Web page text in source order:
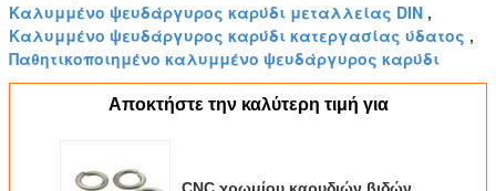
Καλυμμένο ψευδάργυρος καρύδι μεταλλείας DIN ,
Καλυμμένο ψευδάργυρος καρύδι κατεργασίας ύδατος ,
Παθητικοποιημένο καλυμμένο ψευδάργυρος καρύδι
Αποκτήστε την καλύτερη τιμή για